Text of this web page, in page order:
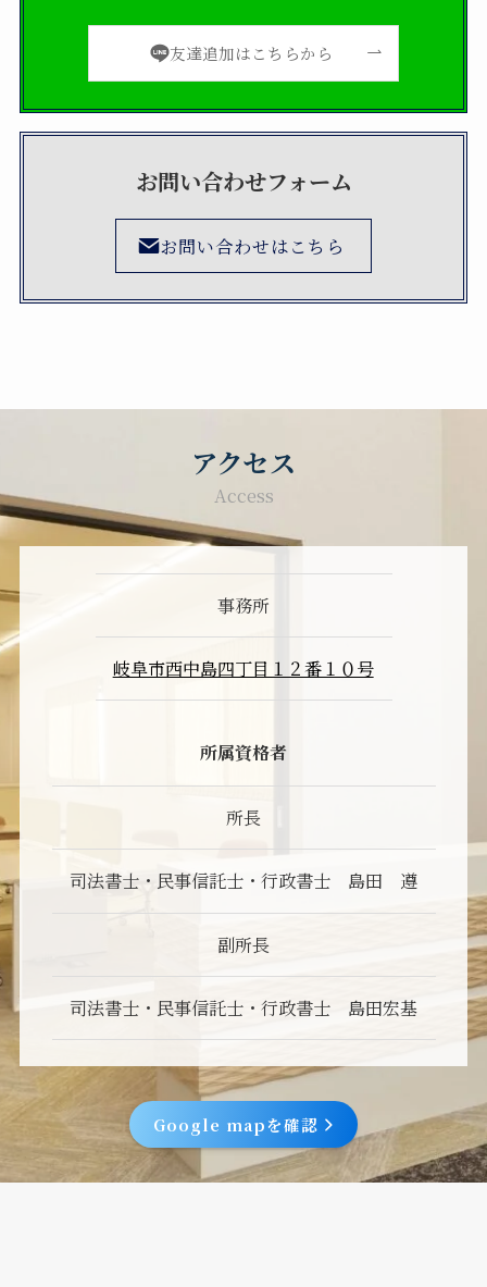
友達追加はこちらから
お問い合わせフォーム
お問い合わせはこちら
アクセス
Access
事務所
岐阜市西中島四丁目１２番１０号
所属資格者
所長
司法書士・民事信託士・行政書士 島田 遵
副所長
司法書士・民事信託士・行政書士 島田宏基
Google mapを確認